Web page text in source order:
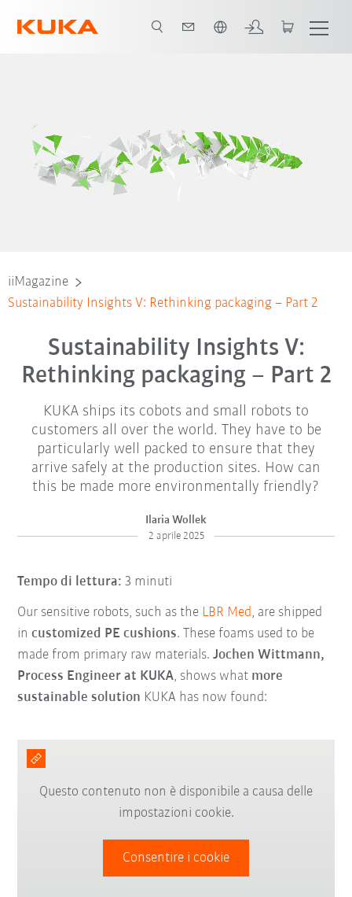
iiMagazine
Sustainability Insights V: Rethinking packaging – Part 2
Sustainability Insights V:
Rethinking packaging – Part 2
KUKA ships its cobots and small robots to
customers all over the world. They have to be
particularly well packed to ensure that they
arrive safely at the production sites. How can
this be made more environmentally friendly?
Ilaria Wollek
2 aprile 2025
Tempo di lettura: 3 minuti
Our sensitive robots, such as the LBR Med, are shipped
incustomized PE cushions. These foams used to be
made from primary raw materials.Jochen Wittmann,
Process Engineer at KUKA, shows what more
sustainable solution KUKA has now found:
Questo contenuto non è disponibile a causa delle
impostazioni cookie.
Consentire i cookie